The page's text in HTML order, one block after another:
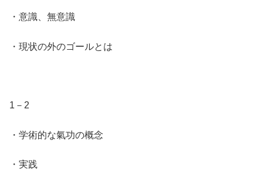
・意識、無意識
・現状の外のゴールとは
1－2
・学術的な氣功の概念
・実践